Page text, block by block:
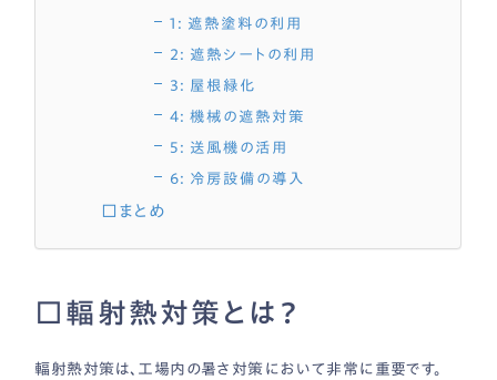
1: 遮熱塗料の利用
2: 遮熱シートの利用
3: 屋根緑化
4: 機械の遮熱対策
5: 送風機の活用
6: 冷房設備の導入
□まとめ
□輻射熱対策とは？
輻射熱対策は、工場内の暑さ対策において非常に重要です。